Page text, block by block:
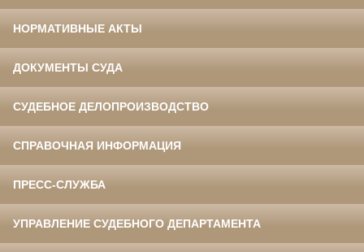
НОРМАТИВНЫЕ АКТЫ
ДОКУМЕНТЫ СУДА
СУДЕБНОЕ ДЕЛОПРОИЗВОДСТВО
СПРАВОЧНАЯ ИНФОРМАЦИЯ
ПРЕСС-СЛУЖБА
УПРАВЛЕНИЕ СУДЕБНОГО ДЕПАРТАМЕНТА